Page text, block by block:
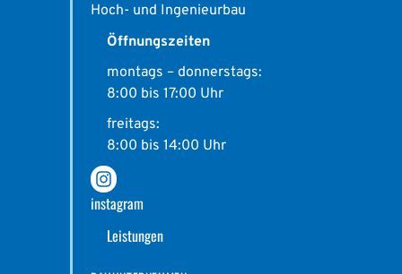
Hoch- und Ingenieurbau
Öffnungszeiten
montags – donnerstags:
8:00 bis 17:00 Uhr
freitags:
8:00 bis 14:00 Uhr
instagram
Leistungen